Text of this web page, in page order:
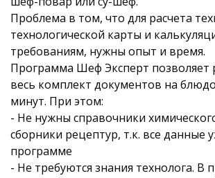
Проблема в том, что для расчета
технологической карты и
требованиям, нужны опыт и время.
Программа Шеф Эксперт позволяет
весь комплект документов на
минут. При этом:
- Не нужны справочники
сборники рецептур, т.к. все данные
программе
- Не требуются знания технолога. В